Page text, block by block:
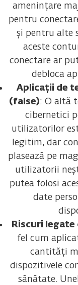
amenințare
pentru
și pentru alte
aceste
conectare ar
debloca
Aplicații de
(false): O altă
cibernetici
utilizatorilor
legitim, dar
plasează pe
utilizatorii
putea folosi
date
Riscuri
fel cum
cantități
dispozitivele
sănătate.